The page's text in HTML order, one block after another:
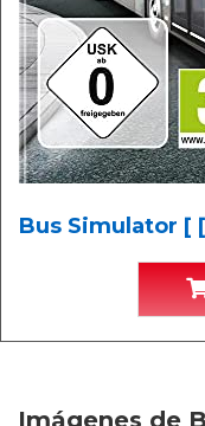
Bus Simulator [
Imágenes de